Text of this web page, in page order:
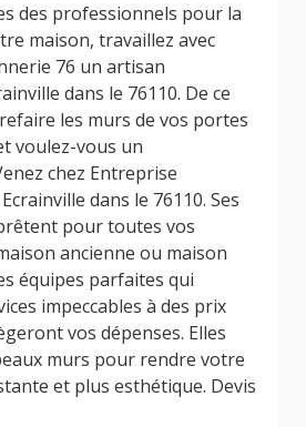
des professionnels pour la
maison, travaillez avec
76 un artisan
dans le 76110. De ce
les murs de vos portes
voulez-vous un
chez Entreprise
dans le 76110. Ses
pour toutes vos
ancienne ou maison
équipes parfaites qui
impeccables à des prix
vos dépenses. Elles
murs pour rendre votre
et plus esthétique. Devis